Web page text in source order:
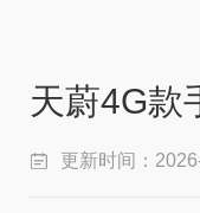
天蔚4G款
更新时间：